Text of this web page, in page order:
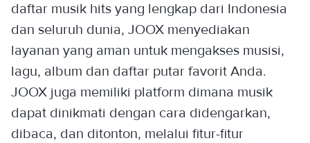
daftar musik hits yang lengkap dari Indonesia
dan seluruh dunia, JOOX menyediakan
layanan yang aman untuk mengakses musisi,
lagu, album dan daftar putar favorit Anda.
JOOX juga memiliki platform dimana musik
dapat dinikmati dengan cara didengarkan,
dibaca, dan ditonton, melalui fitur-fitur